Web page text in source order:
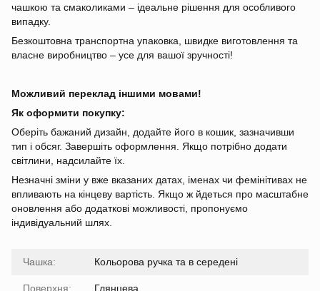
чашкою та смаколиками – ідеальне рішення для особливого
випадку.
Безкоштовна транспортна упаковка, швидке виготовлення та
власне виробництво – усе для вашої зручності!
Можливий переклад іншими мовами!
Як оформити покупку:
Оберіть бажаний дизайн, додайте його в кошик, зазначивши
тип і обсяг. Завершіть оформлення. Якщо потрібно додати
світлини, надсилайте їх.
Незначні зміни у вже вказаних датах, іменах чи фемінітивах не
впливають на кінцеву вартість. Якщо ж йдеться про масштабне
оновлення або додаткові можливості, пропонуємо
індивідуальний шлях.
Чашка: Кольорова ручка та в середені
Поверхня: Глянцева